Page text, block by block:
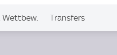
Wettbew. Transfers